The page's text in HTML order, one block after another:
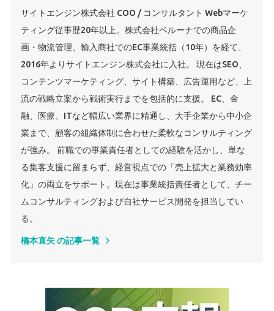
サイトエンジン株式会社 COO / コンサルタント Webマーケ
ティング従事歴20年以上。株式会社ベルーナでの商品企
画・物流管理、輸入商社でのEC事業統括（10年）を経て、
2016年よりサイトエンジン株式会社に入社。 現在はSEO、
コンテンツマーケティング、サイト構築、広告運用など、上
流の戦略立案から戦術実行までを包括的に支援。 EC、金
融、医療、ITなど幅広い業界に精通し、大手企業から中小企
業まで、顧客の組織体制に合わせた柔軟なコンサルティング
が強み。 前職での事業責任者としての経験を活かし、単な
る集客支援に留まらず、経営視点での「売上拡大と業務効率
化」の両立をサポート。現在は事業統括責任者として、チー
ムコンサルティングおよび自社サービス開発を担当してい
る。
橋本直矢 の記事一覧